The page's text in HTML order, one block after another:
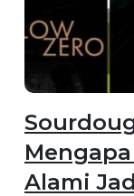
Alami